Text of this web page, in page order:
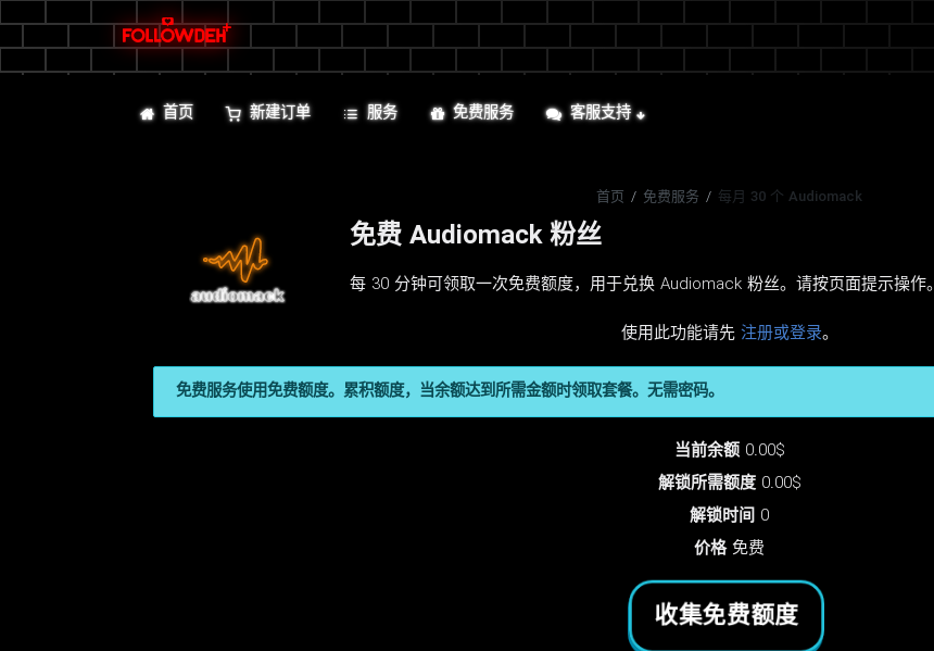
首页 新建订单 服务 免费服务 客服支持
首页 / 免费服务 / 每月 30 个 Audiomack
免费 Audiomack 粉丝
每 30 分钟可领取一次免费额度，用于兑换 Audiomack 粉丝。请按页面提示操作。
使用此功能请先 注册或登录。
免费服务使用免费额度。累积额度，当余额达到所需金额时领取套餐。无需密码。
当前余额 0.00$
解锁所需额度 0.00$
解锁时间 0
价格免费
收集免费额度